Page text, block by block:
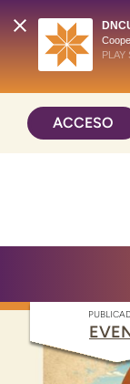
PLAY
Saltar
contenido
inicio
ACCESO